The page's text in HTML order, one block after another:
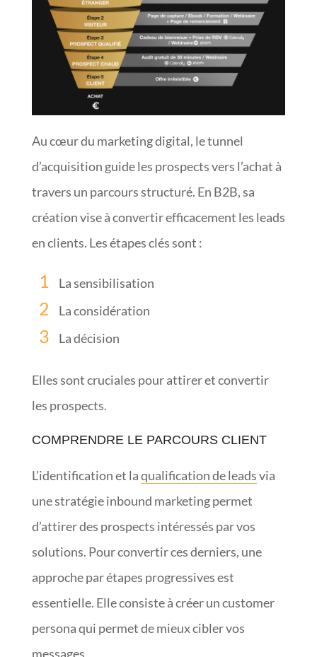
Au cœur du marketing digital, le tunnel
d’acquisition guide les prospects vers l’achat à
travers un parcours structuré. En B2B, sa
création vise à convertir efficacement les leads
en clients. Les étapes clés sont :
La sensibilisation
La considération
La décision
Elles sont cruciales pour attirer et convertir
les prospects.
COMPRENDRE LE PARCOURS CLIENT
L’identification et laqualification de leadsvia
une stratégie inbound marketing permet
d’attirer des prospects intéressés par vos
solutions. Pour convertir ces derniers, une
approche par étapes progressives est
essentielle. Elle consiste à créer un customer
persona qui permet de mieux cibler vos
messages.